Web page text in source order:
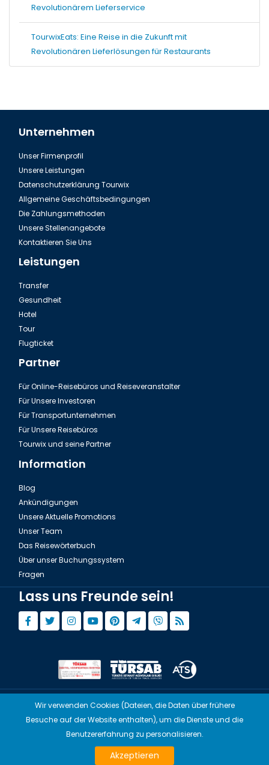
Revolutionärem Lieferservice
TourwixEats: Eine Reise in die Zukunft mit
Revolutionären Lieferlösungen für Restaurants
Unternehmen
Unser Firmenprofil
Unsere Leistungen
Datenschutzerklärung Tourwix
Allgemeine Geschäftsbedingungen
Die Zahlungsmethoden
Unsere Stellenangebote
Kontaktieren Sie Uns
Leistungen
Transfer
Gesundheit
Hotel
Tour
Flugticket
Partner
Für Online-Reisebüros und Reiseveranstalter
Für Unsere Investoren
Für Transportunternehmen
Für Unsere Reisebüros
Tourwix und seine Partner
Information
Blog
Ankündigungen
Unsere Aktuelle Promotions
Unser Team
Das Reisewörterbuch
Über unser Buchungssystem
Fragen
Lass uns Freunde sein!
© Copyright 2015 - 2026,Tourwix.de
Artmodern UG (Haftungsbeschränkt) Arbeitet mit
TOURWİX TURİZM Arbeitet mit Übereinstimmenden Gesetzen der Türkei
Wir verwenden Cookies (Dateien, die Daten über frühere
Besuche auf der Website enthalten), um die Dienste und die
Benutzererfahrung zu personalisieren.
Akzeptieren